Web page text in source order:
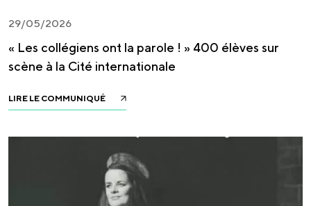
29/05/2026
« Les collégiens ont la parole ! » 400 élèves sur
scène à la Cité internationale
LIRE LE COMMUNIQUÉ